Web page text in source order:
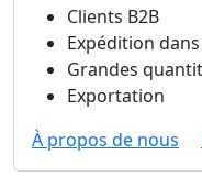
Clients B2B
Expédition
Grandes
Exportation
À propos de nous